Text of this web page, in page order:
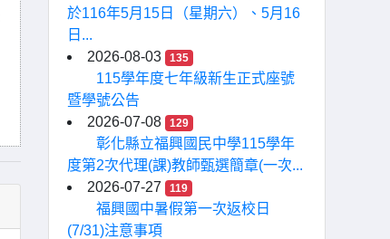
於116年5月15日（星期六）、5月16
日...
2026-08-03
135
115學年度七年級新生正式座號
暨學號公告
2026-07-08
129
彰化縣立福興國民中學115學年
度第2次代理(課)教師甄選簡章(一次...
2026-07-27
119
福興國中暑假第一次返校日
(7/31)注意事項